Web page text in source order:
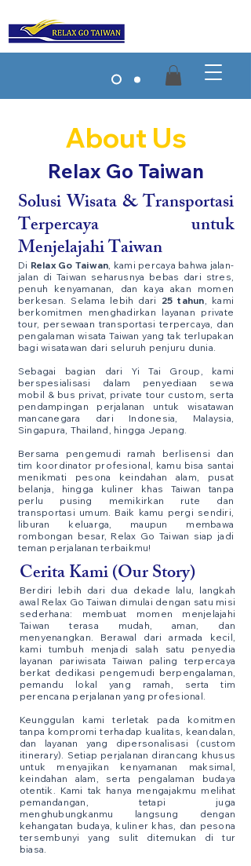
About Us
Relax Go Taiwan
Solusi Wisata & Transportasi
Terpercaya untuk
Menjelajahi Taiwan
Di Relax Go Taiwan, kami percaya bahwa jalan-
jalan di Taiwan seharusnya bebas dari stres,
penuh kenyamanan, dan kaya akan momen
berkesan. Selama lebih dari 25 tahun, kami
berkomitmen menghadirkan layanan private
tour, persewaan transportasi terpercaya, dan
pengalaman wisata Taiwan yang tak terlupakan
bagi wisatawan dari seluruh penjuru dunia.
Sebagai bagian dari Yi Tai Group, kami
berspesialisasi dalam penyediaan sewa
mobil & bus privat, private tour custom, serta
pendampingan perjalanan untuk wisatawan
mancanegara dari Indonesia, Malaysia,
Singapura, Thailand, hingga Jepang.
Bersama pengemudi ramah berlisensi dan
tim koordinator profesional, kamu bisa santai
menikmati pesona keindahan alam, pusat
belanja, hingga kuliner khas Taiwan tanpa
perlu pusing memikirkan rute dan
transportasi umum. Baik kamu pergi sendiri,
liburan keluarga, maupun membawa
rombongan besar, Relax Go Taiwan siap jadi
teman perjalanan terbaikmu!
Cerita Kami (Our Story)
Berdiri lebih dari dua dekade lalu, langkah
awal Relax Go Taiwan dimulai dengan satu misi
sederhana: membuat momen menjelajahi
Taiwan terasa mudah, aman, dan
menyenangkan. Berawal dari armada kecil,
kami tumbuh menjadi salah satu penyedia
layanan pariwisata Taiwan paling terpercaya
berkat dedikasi pengemudi berpengalaman,
pemandu lokal yang ramah, serta tim
perencana perjalanan yang profesional.
Keunggulan kami terletak pada komitmen
tanpa kompromi terhadap kualitas, keandalan,
dan layanan yang dipersonalisasi (custom
itinerary). Setiap perjalanan dirancang khusus
untuk menyajikan kenyamanan maksimal,
keindahan alam, serta pengalaman budaya
otentik. Kami tak hanya mengajakmu melihat
pemandangan, tetapi juga
menghubungkanmu langsung dengan
kehangatan budaya, kuliner khas, dan pesona
tersembunyi yang sulit ditemukan di tur
biasa.